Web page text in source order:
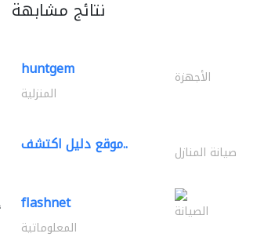
نتائج مشابهة
huntgem الأجهزة
المنزلية
موقع دليل اكتشف.. صيانة المنازل
flashnet الصيانة
المعلوماتية